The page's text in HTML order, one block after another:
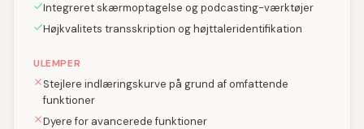
Integreret skærmoptagelse og podcasting-værktøjer
Højkvalitets transskription og højttaleridentifikation
ULEMPER
Stejlere indlæringskurve på grund af omfattende
funktioner
Dyere for avancerede funktioner